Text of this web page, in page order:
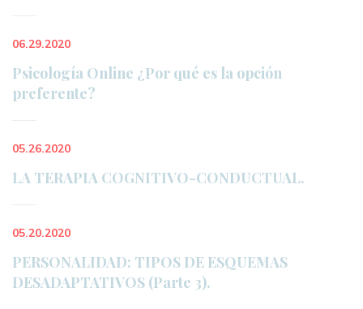
06.29.2020
Psicología Online ¿Por qué es la opción
preferente?
05.26.2020
LA TERAPIA COGNITIVO-CONDUCTUAL.
05.20.2020
PERSONALIDAD: TIPOS DE ESQUEMAS
DESADAPTATIVOS (Parte 3).